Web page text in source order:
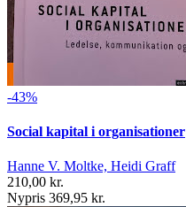
-43%
Social kapital i organisationer
Hanne V. Moltke, Heidi Graff
210,00 kr.
Nypris 369,95 kr.